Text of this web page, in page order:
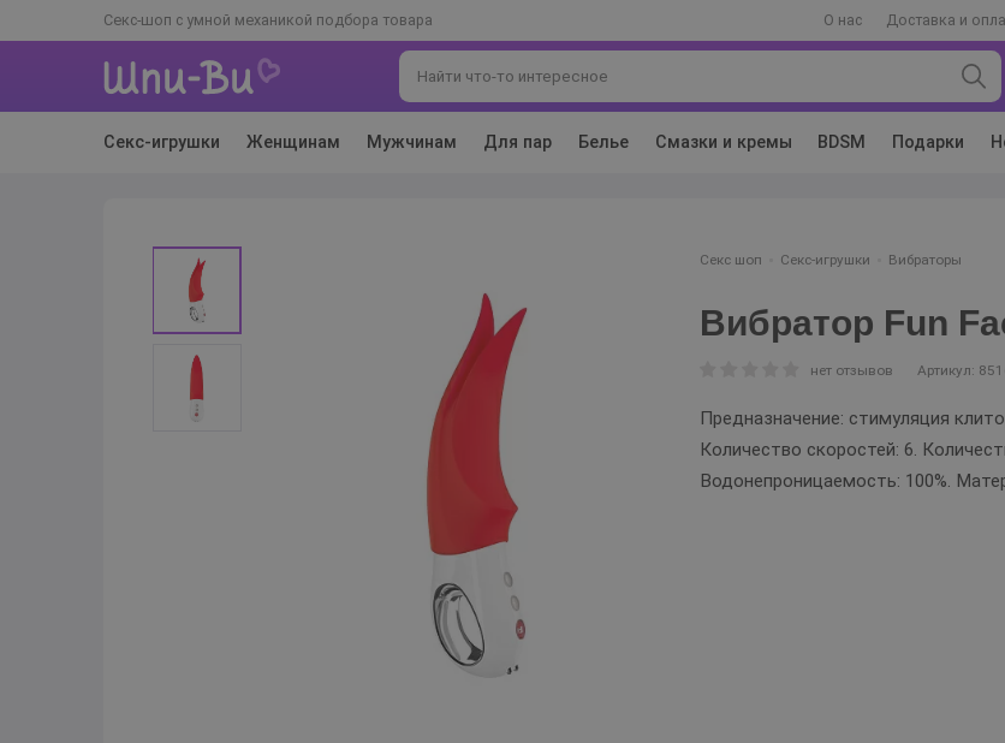
Секс-шоп с умной механикой подбора товара О нас Доставка и
Секс-игрушки Женщинам Мужчинам Для пар Белье Смазки и кремы BDSM Подарки
Секс шоп Секс-игрушки Вибраторы
Вибратор Fun
нет отзывов Артикул:
Предназначение: стимуляция
Количество скоростей: 6.
Водонепроницаемость: 100%.